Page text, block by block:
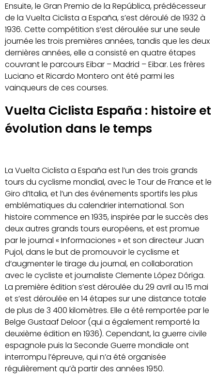
Ensuite, le Gran Premio de la República, prédécesseur
de la Vuelta Ciclista a España, s’est déroulé de 1932 à
1936. Cette compétition s’est déroulée sur une seule
journée les trois premières années, tandis que les deux
dernières années, elle a consisté en quatre étapes
couvrant le parcours Eibar – Madrid – Eibar. Les frères
Luciano et Ricardo Montero ont été parmi les
vainqueurs de ces courses.
Vuelta Ciclista España : histoire et
évolution dans le temps
La Vuelta Ciclista a España est l’un des trois grands
tours du cyclisme mondial, avec le Tour de France et le
Giro d’Italia, et l’un des événements sportifs les plus
emblématiques du calendrier international. Son
histoire commence en 1935, inspirée par le succès des
deux autres grands tours européens, et est promue
par le journal « Informaciones » et son directeur Juan
Pujol, dans le but de promouvoir le cyclisme et
d’augmenter le tirage du journal, en collaboration
avec le cycliste et journaliste Clemente López Dóriga.
La première édition s’est déroulée du 29 avril au 15 mai
et s’est déroulée en 14 étapes sur une distance totale
de plus de 3 400 kilomètres. Elle a été remportée par le
Belge Gustaaf Deloor (qui a également remporté la
deuxième édition en 1936). Cependant, la guerre civile
espagnole puis la Seconde Guerre mondiale ont
interrompu l’épreuve, qui n’a été organisée
régulièrement qu’à partir des années 1950.